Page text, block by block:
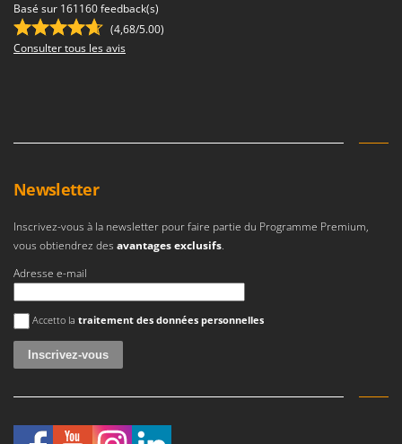
Basé sur 161160 feedback(s)
(4,68/5.00)
Consulter tous les avis
Newsletter
Inscrivez-vous à la newsletter pour faire partie du Programme Premium,
vous obtiendrez des avantages exclusifs.
Adresse e-mail
Une erreur est survenue
Accetto la traitement des données personnelles